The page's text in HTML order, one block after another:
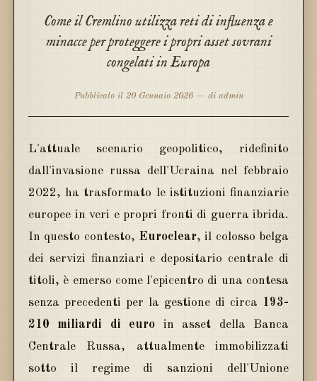
Come il Cremlino utilizza reti di influenza e
minacce per proteggere i propri asset sovrani
congelati in Europa
Pubblicato il 20 Gennaio 2026 — di admin
L'attuale scenario geopolitico, ridefinito
dall'invasione russa dell'Ucraina nel febbraio
2022, ha trasformato le istituzioni finanziarie
europee in veri e propri fronti di guerra ibrida.
In questo contesto, Euroclear, il colosso belga
dei servizi finanziari e depositario centrale di
titoli, è emerso come l'epicentro di una contesa
senza precedenti per la gestione di circa 193-
210 miliardi di euro in asset della Banca
Centrale Russa, attualmente immobilizzati
sotto il regime di sanzioni dell'Unione